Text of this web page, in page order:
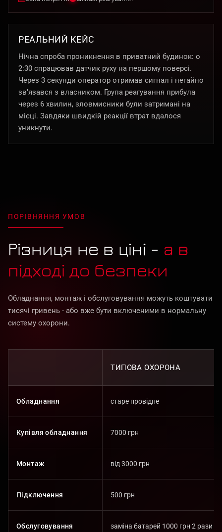
РЕАЛЬНИЙ КЕЙС
Нічна спроба проникнення в приватний будинок: о
2:30 спрацював датчик руху на першому поверсі.
Через 3 секунди оператор отримав сигнал і негайно
зв’язався з власником. Група реагування прибула
через 6 хвилин, зловмисники були затримані на
місці. Завдяки швидкій реакції втрат вдалося
уникнути.
ПОРІВНЯННЯ УМОВ
Різниця не в ціні - а в
підході до безпеки
Обладнання, монтаж і обслуговування можуть коштувати
тисячі гривень - або вже бути включеними в нормальну
систему охорони.
ТИПОВА ОХОРОНА
Обладнання старе провідне
Купівля обладнання 7000 грн
Монтаж від 3000 грн
Підключення 500 грн
Обслуговування заміна батарей 1000 грн 2 рази на